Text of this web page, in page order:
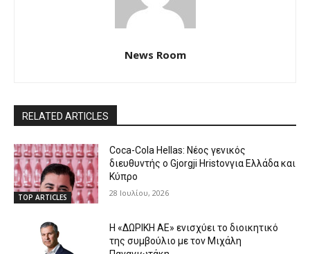
News Room
RELATED ARTICLES
TOP ARTICLES
Coca-Cola Hellas: Νέος γενικός
διευθυντής ο Gjorgji Hristovγια Ελλάδα και
Κύπρο
28 Ιουλίου, 2026
Η «ΔΩΡΙΚΗ ΑΕ» ενισχύει το διοικητικό
της συμβούλιο με τον Μιχάλη